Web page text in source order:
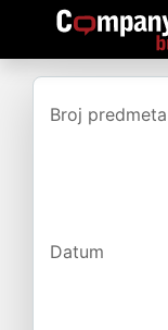
Broj predmeta
Datum